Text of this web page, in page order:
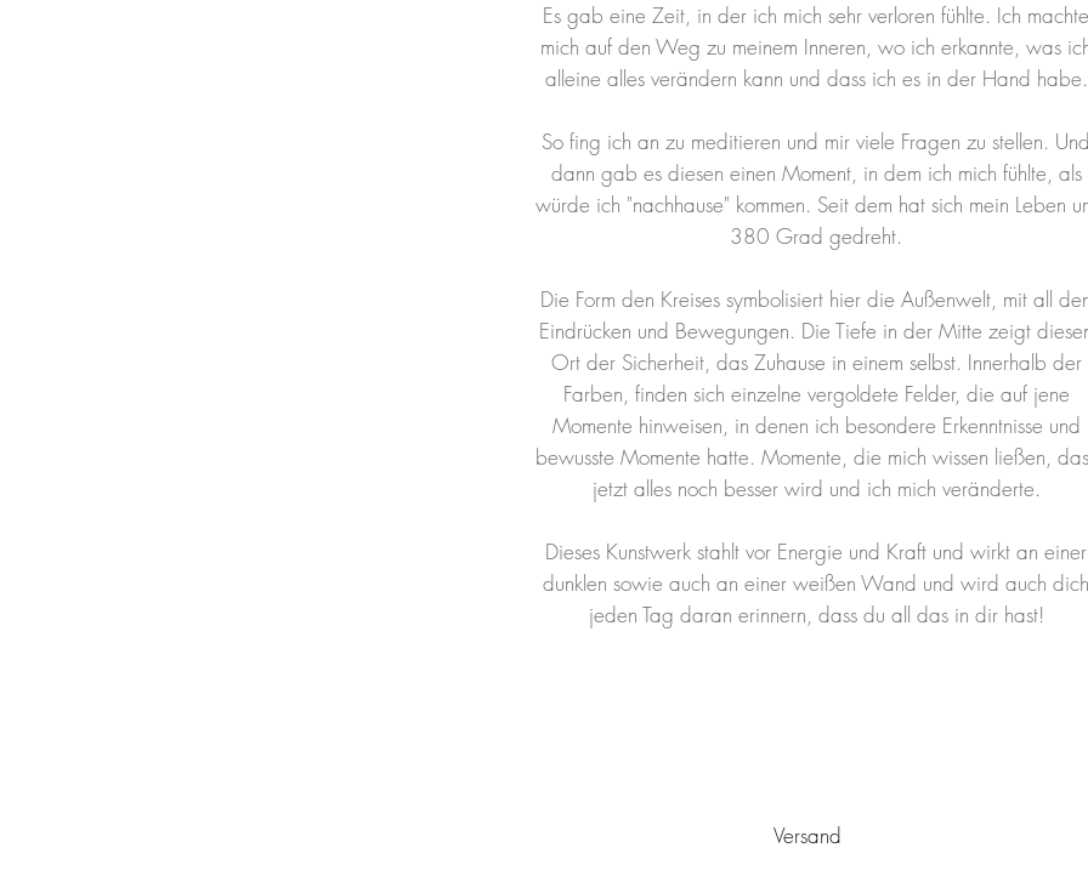
Es gab eine Zeit, in der ich mich sehr verloren fühlte. Ich machte
mich auf den Weg zu meinem Inneren, wo ich erkannte, was
alleine alles verändern kann und dass ich es in der Hand habe.
So fing ich an zu meditieren und mir viele Fragen zu stellen.
dann gab es diesen einen Moment, in dem ich mich fühlte, als
würde ich "nachhause" kommen. Seit dem hat sich mein Leben
380 Grad gedreht.
Die Form den Kreises symbolisiert hier die Außenwelt, mit all
Eindrücken und Bewegungen. Die Tiefe in der Mitte zeigt
Ort der Sicherheit, das Zuhause in einem selbst. Innerhalb der
Farben, finden sich einzelne vergoldete Felder, die auf jene
Momente hinweisen, in denen ich besondere Erkenntnisse und
bewusste Momente hatte. Momente, die mich wissen ließen,
jetzt alles noch besser wird und ich mich veränderte.
Dieses Kunstwerk stahlt vor Energie und Kraft und wirkt an einer
dunklen sowie auch an einer weißen Wand und wird auch dich
jeden Tag daran erinnern, dass du all das in dir hast!
Versand